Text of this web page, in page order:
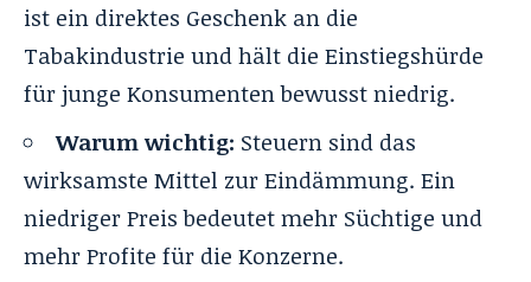
ist ein direktes Geschenk an die
Tabakindustrie und hält die Einstiegshürde
für junge Konsumenten bewusst niedrig.
Warum wichtig: Steuern sind das
wirksamste Mittel zur Eindämmung. Ein
niedriger Preis bedeutet mehr Süchtige und
mehr Profite für die Konzerne.